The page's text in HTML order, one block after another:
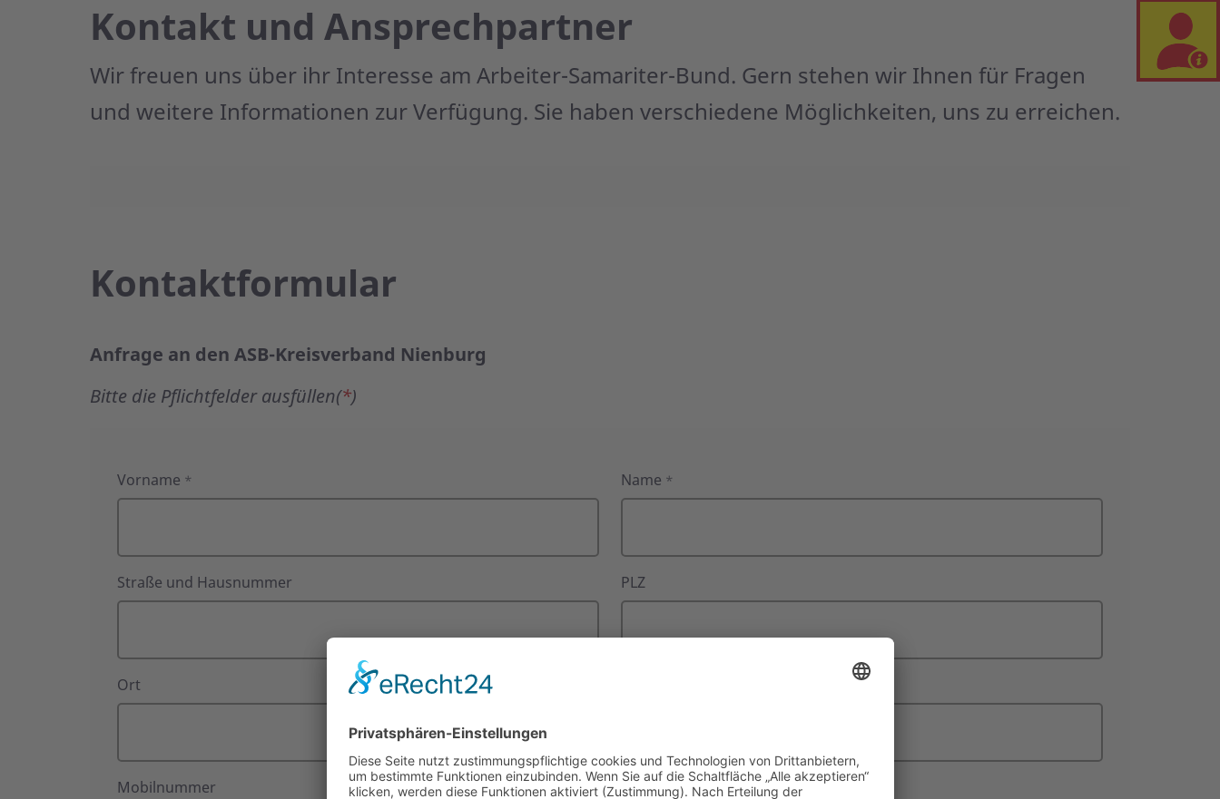
Kontakt und Ansprechpartner
Wir freuen uns über ihr Interesse am Arbeiter-Samariter-Bund. Gern stehen wir Ihnen für Fragen
und weitere Informationen zur Verfügung. Sie haben verschiedene Möglichkeiten, uns zu erreichen.
Kontaktformular
Anfrage an den ASB-Kreisverband Nienburg
Bitte die Pflichtfelder ausfüllen(*)
Anfrage
an
Kreisverband
Nienburg
Vorname * Name *
Straße und Hausnummer PLZ
Ort
Mobilnummer Ihre Nachricht/Anfrage an den ASB: